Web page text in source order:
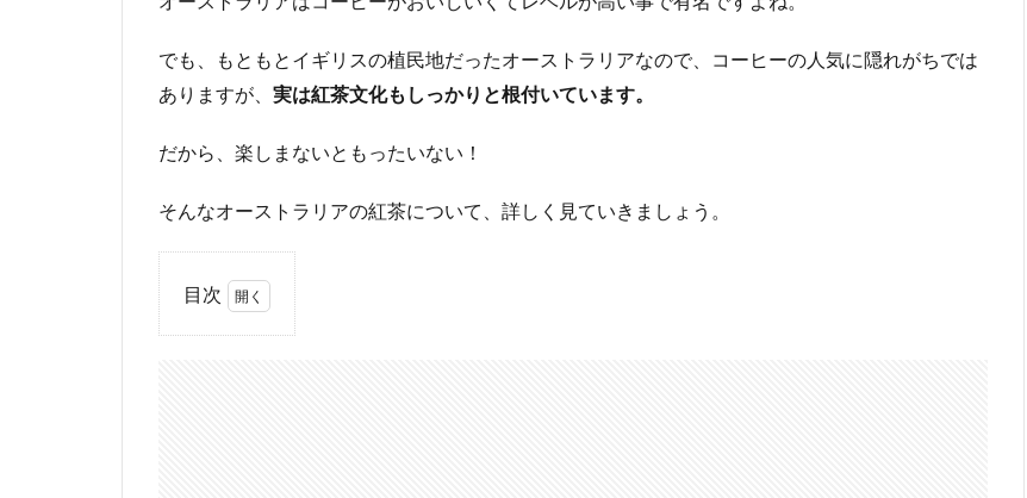
でも、もともとイギリスの植民地だったオーストラリアなので、コーヒーの人気に隠れがちでは
ありますが、 実は紅茶文化もしっかりと根付いています。
だから、楽しまないともったいない！
そんなオーストラリアの紅茶について、詳しく見ていきましょう。
目次